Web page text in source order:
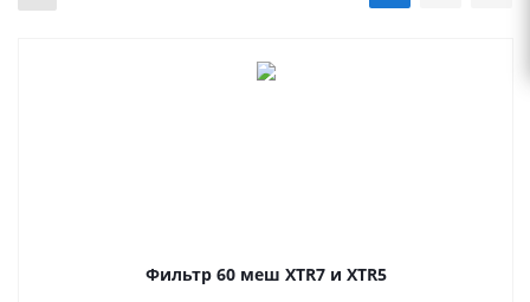
Фильтр 60 меш XTR7 и XTR5